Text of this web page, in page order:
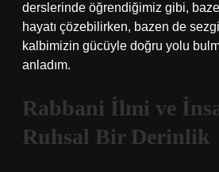
derslerinde öğrendiğimiz gibi,
hayatı çözebilirken, bazen de
kalbimizin gücüyle doğru yolu
anladım.
Rabbani İlmi ve
Ruhsal Bir Derinlik